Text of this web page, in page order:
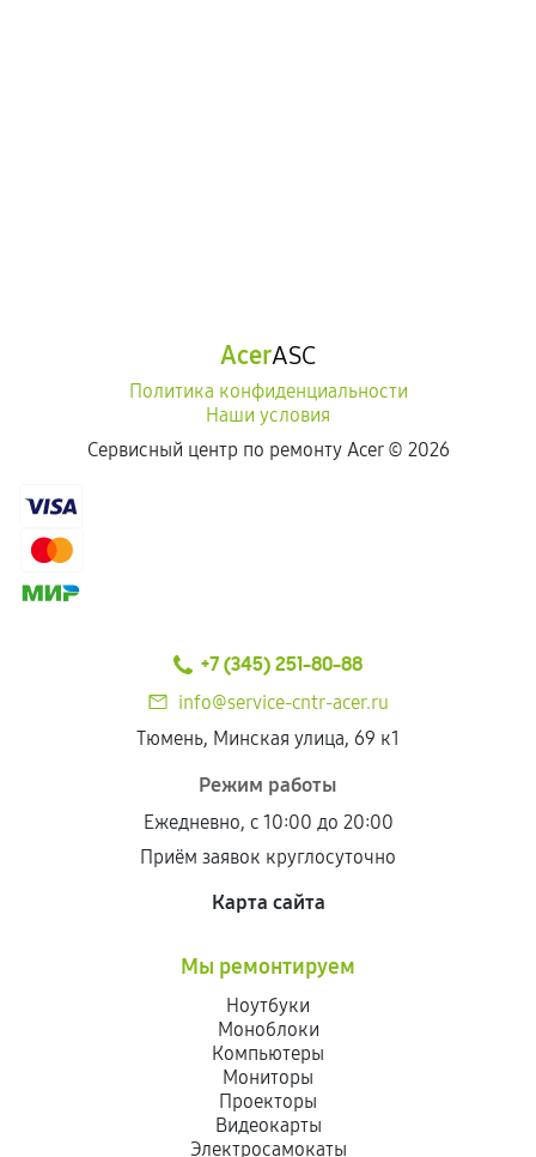
AcerASC
Политика конфиденциальности
Наши условия
Сервисный центр по ремонту Acer © 2026
+7 (345) 251-80-88
info@service-cntr-acer.ru
Тюмень, Минская улица, 69 к1
Режим работы
Ежедневно, с 10:00 до 20:00
Приём заявок круглосуточно
Карта сайта
Мы ремонтируем
Ноутбуки
Моноблоки
Компьютеры
Мониторы
Проекторы
Видеокарты
Электросамокаты